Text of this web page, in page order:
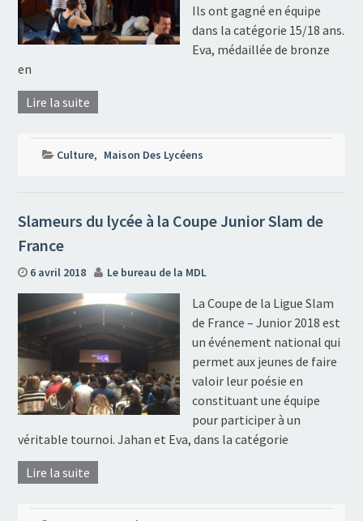
Ils ont gagné en équipe
dans la catégorie 15/18 ans.
Eva, médaillée de bronze
en
Lire la suite
Culture, Maison Des Lycéens
Slameurs du lycée à la Coupe Junior Slam de
France
6 avril 2018 Le bureau de la MDL
La Coupe de la Ligue Slam
de France – Junior 2018 est
un événement national qui
permet aux jeunes de faire
valoir leur poésie en
constituant une équipe
pour participer à un
véritable tournoi. Jahan et Eva, dans la catégorie
Lire la suite